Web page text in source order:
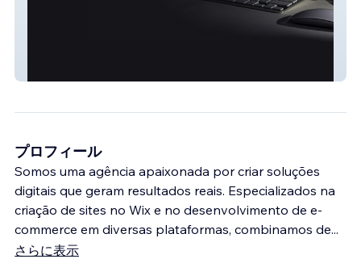
プロフィール
Somos uma agência apaixonada por criar soluções
digitais que geram resultados reais. Especializados na
criação de sites no Wix e no desenvolvimento de e-
commerce em diversas plataformas, combinamos de...
さらに表示